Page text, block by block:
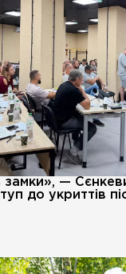
—
до укриттів